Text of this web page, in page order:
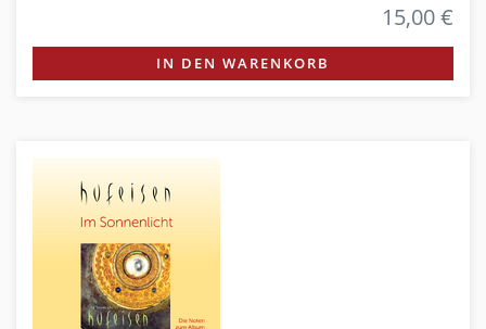
15,00 €
IN DEN WARENKORB